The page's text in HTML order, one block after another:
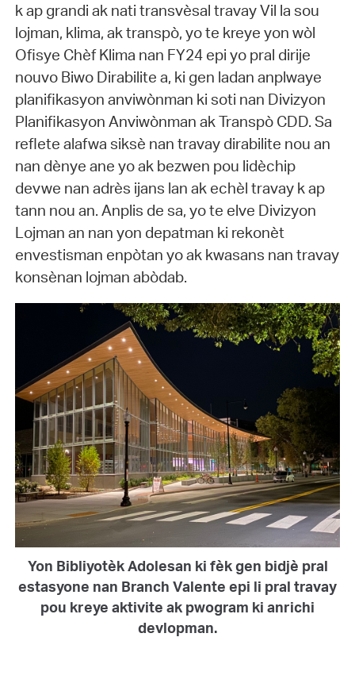
k ap grandi ak nati transvèsal travay Vil la sou
lojman, klima, ak transpò, yo te kreye yon wòl
Ofisye Chèf Klima nan FY24 epi yo pral dirije
nouvo Biwo Dirabilite a, ki gen ladan anplwaye
planifikasyon anviwònman ki soti nan Divizyon
Planifikasyon Anviwònman ak Transpò CDD. Sa
reflete alafwa siksè nan travay dirabilite nou an
nan dènye ane yo ak bezwen pou lidèchip
devwe nan adrès ijans lan ak echèl travay k ap
tann nou an. Anplis de sa, yo te elve Divizyon
Lojman an nan yon depatman ki rekonèt
envestisman enpòtan yo ak kwasans nan travay
konsènan lojman abòdab.
Yon Bibliyotèk Adolesan ki fèk gen bidjè pral
estasyone nan Branch Valente epi li pral travay
pou kreye aktivite ak pwogram ki anrichi
devlopman.